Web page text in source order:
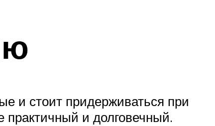
и стоит придерживаться при
практичный и долговечный.